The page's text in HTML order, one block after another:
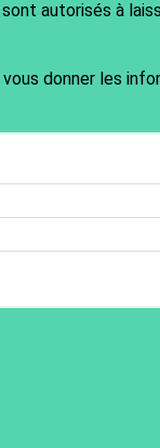
autorisés à
donner les